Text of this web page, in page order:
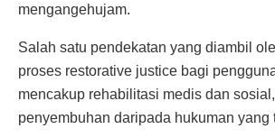
mengangehujam.
Salah satu pendekatan yang diambil
proses restorative justice bagi
mencakup rehabilitasi medis dan
penyembuhan daripada hukuman yang